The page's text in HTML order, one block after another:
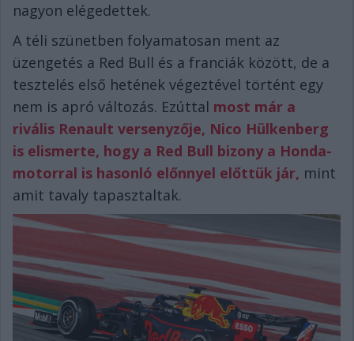
nagyon elégedettek.
A téli szünetben folyamatosan ment az
üzengetés a Red Bull és a franciák között, de a
tesztelés első hetének végeztével történt egy
nem is apró változás. Ezúttal most már a
rivális Renault versenyzője, Nico Hülkenberg
is elismerte, hogy a Red Bull bizony a Honda-
motorral is hasonló előnnyel előttük jár, mint
amit tavaly tapasztaltak.